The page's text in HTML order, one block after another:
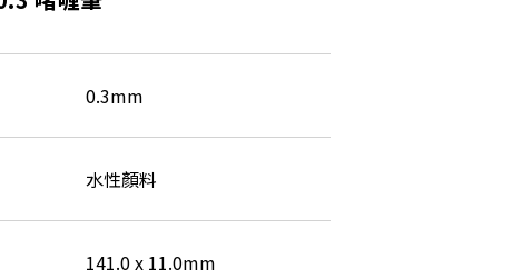
0.3mm
水性顏料
141.0 x 11.0mm